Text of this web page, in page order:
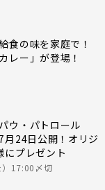
食の味を家庭で！
レー」が登場！
ウ・パトロール
月24日公開！オリジ
にプレゼント
17:00〆切